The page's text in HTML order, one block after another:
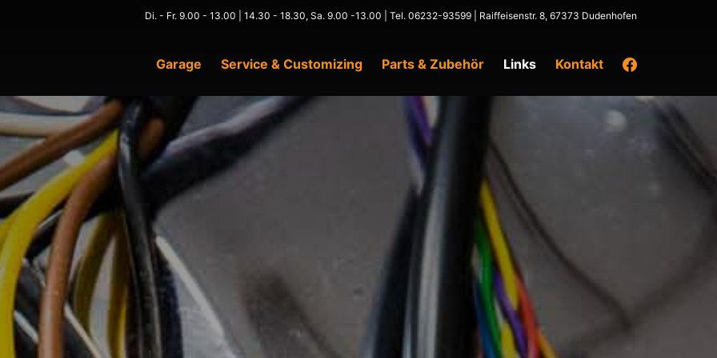
Di. - Fr. 9.00 - 13.00 | 14.30 - 18.30, Sa. 9.00 -13.00 | Tel. 06232-93599 | Raiffeisenstr. 8, 67373 Dudenhofen
Garage Service & Customizing Parts & Zubehör Links Kontakt Facebook